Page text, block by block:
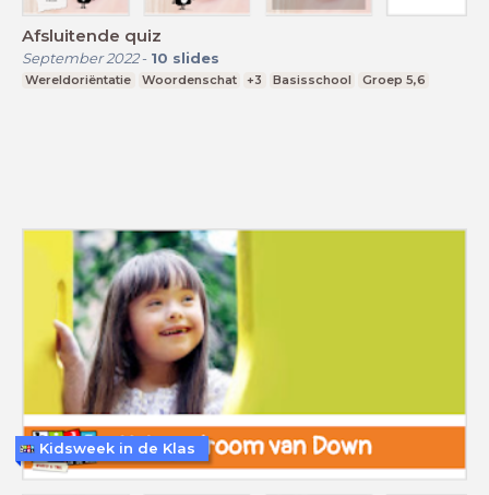
Afsluitende quiz
September 2022- 10 slides
Wereldoriëntatie Woordenschat +3 Basisschool Groep 5,6
Kidsweek in de Klas